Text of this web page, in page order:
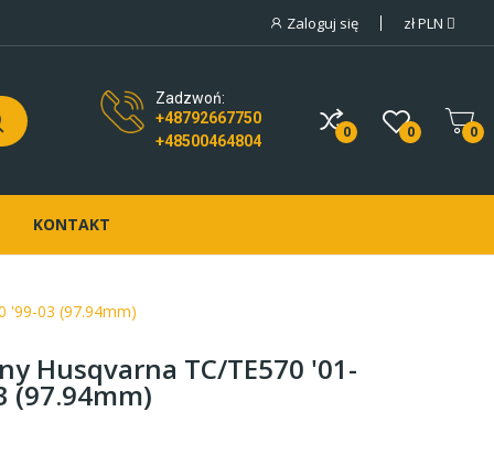
Zaloguj się złPLN
Zadzwoń:
+48792667750
+48500464804
0 0 0
KONTAKT
'99-03 (97.94mm)
Husqvarna TC/TE570 '01-
(97.94mm)